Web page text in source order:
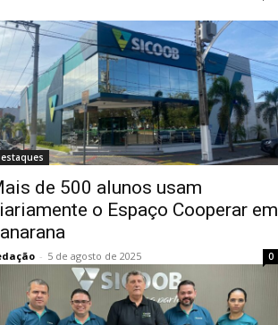
de 500 alunos usam
o Espaço Cooperar em
- 5 de agosto de 2025 0